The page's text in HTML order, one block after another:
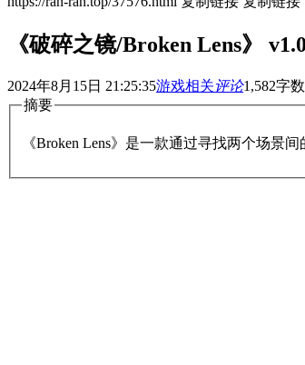
《破碎之镜/Broken Lens》
2024年8月15日 21:25:35游戏相关评论1,582字
摘要
《Broken Lens》是一款通过寻找两个场景